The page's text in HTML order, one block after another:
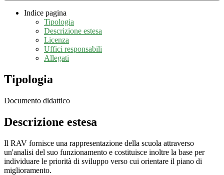
Indice pagina
Tipologia
Descrizione estesa
Licenza
Uffici responsabili
Allegati
Tipologia
Documento didattico
Descrizione estesa
Il RAV fornisce una rappresentazione della scuola attraverso
un'analisi del suo funzionamento e costituisce inoltre la base per
individuare le priorità di sviluppo verso cui orientare il piano di
miglioramento.